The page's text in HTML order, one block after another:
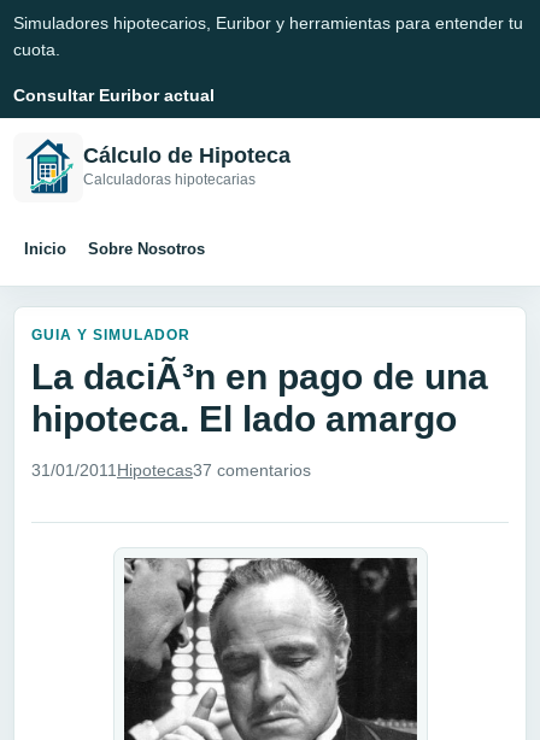
Simuladores hipotecarios, Euribor y herramientas para entender tu
cuota.
Consultar Euribor actual
Cálculo de Hipoteca
Calculadoras hipotecarias
Inicio Sobre Nosotros
GUIA Y SIMULADOR
La daciÃ³n en pago de una
hipoteca. El lado amargo
31/01/2011 Hipotecas37 comentarios